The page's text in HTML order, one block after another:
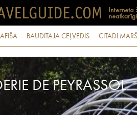
BAUDĪTĀJA CEĻVEDIS CITĀDI
DE PEYRASSOL